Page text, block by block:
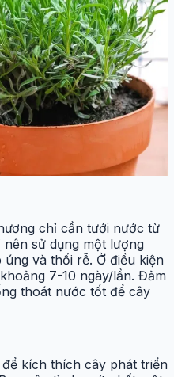
chỉ cần tưới nước từ
sử dụng một lượng
và thối rễ. Ở điều kiện
7-10 ngày/lần. Đảm
thoát nước tốt để cây
kích thích cây phát triển